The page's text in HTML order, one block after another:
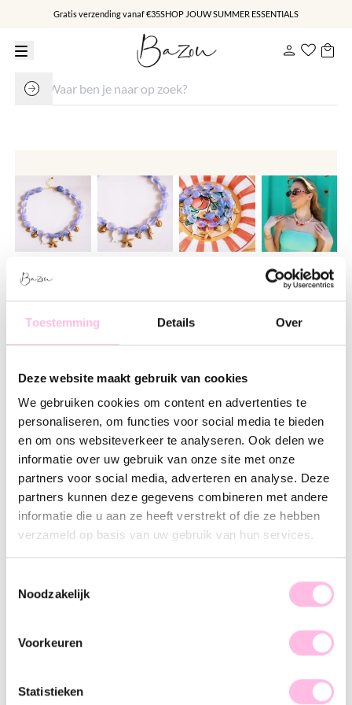
Toestemming Details Over
Deze website maakt gebruik van cookies
We gebruiken cookies om content en advertenties te
personaliseren, om functies voor social media te bieden
en om ons websiteverkeer te analyseren. Ook delen we
informatie over uw gebruik van onze site met onze
partners voor social media, adverteren en analyse. Deze
partners kunnen deze gegevens combineren met andere
informatie die u aan ze heeft verstrekt of die ze hebben
verzameld op basis van uw gebruik van hun services.
Noodzakelijk
Voorkeuren
Statistieken
Gratis verzending vanaf €35SHOP JOUW SUMMER ESSENTIALS
Ovale kralen ketting met bedels
"Fishie's"
Gratisverzending vanaf €35,-
Verzending v.a. €1,95
100% waterproof
Premium stainless steel
Omschrijving Kenmerk SKU
Bedel kettingen zijn helemaal in en wij begrijpen waarom!
Deze toffe statement ketting met verschillende bedels past